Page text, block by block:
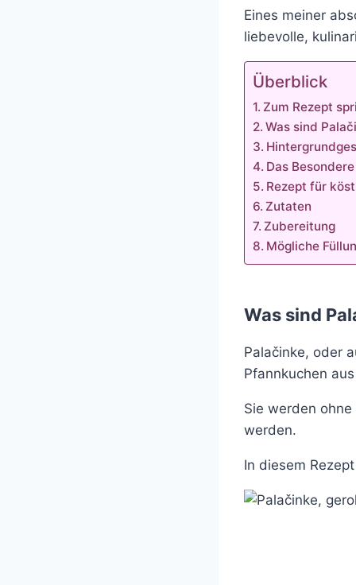
Eines meiner
liebevolle,
Überblick
Zum Rezept
Was sind
Das
Rezept für
Zutaten
Zubereitung
Mögliche
Was sind
Palačinke, oder
Pfannkuchen
Sie werden
werden.
In diesem